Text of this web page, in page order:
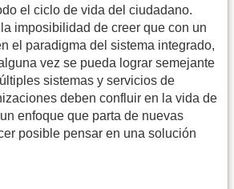
el ciclo de vida del ciudadano.
imposibilidad de creer que con un
el paradigma del sistema integrado,
vez se pueda lograr semejante
sistemas y servicios de
deben confluir en la vida de
enfoque que parta de nuevas
posible pensar en una solución